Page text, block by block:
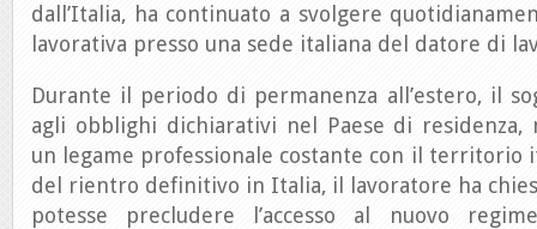
dall’Italia, ha continuato a svolgere
lavorativa presso una sede italiana del datore di
Durante il periodo di permanenza all’estero, il
agli obblighi dichiarativi nel Paese di residenza,
un legame professionale costante con il territorio
del rientro definitivo in Italia, il lavoratore ha
potesse precludere l’accesso al nuovo